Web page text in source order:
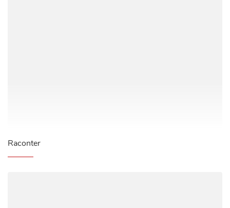
Raconter